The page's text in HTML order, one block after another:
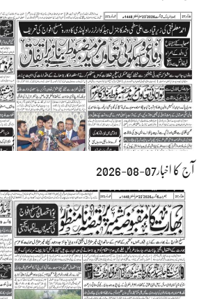
آج کا اخبار07-08-2026